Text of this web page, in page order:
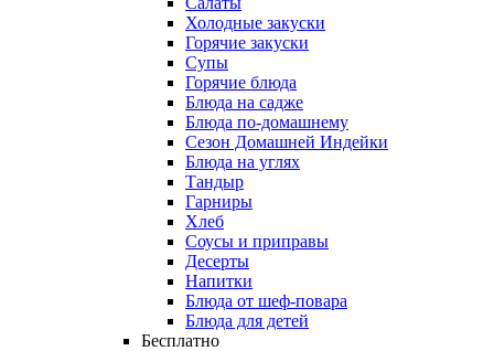
Холодные закуски
Горячие закуски
Супы
Горячие блюда
Блюда на садже
Блюда по-домашнему
Сезон Домашней Индейки
Блюда на углях
Тандыр
Гарниры
Хлеб
Соусы и приправы
Десерты
Напитки
Блюда от шеф-повара
Блюда для детей
Бесплатно